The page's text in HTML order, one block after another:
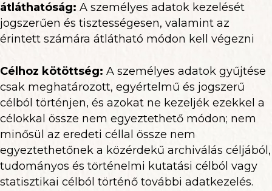
átláthatóság: A személyes adatok kezelését
jogszerűen és tisztességesen, valamint az
érintett számára átlátható módon kell végezni
Célhoz kötöttség: A személyes adatok gyűjtése
csak meghatározott, egyértelmű és jogszerű
célból történjen, és azokat ne kezeljék ezekkel a
célokkal össze nem egyeztethető módon; nem
minősül az eredeti céllal össze nem
egyeztethetőnek a közérdekű archiválás céljából,
tudományos és történelmi kutatási célból vagy
statisztikai célból történő további adatkezelés.